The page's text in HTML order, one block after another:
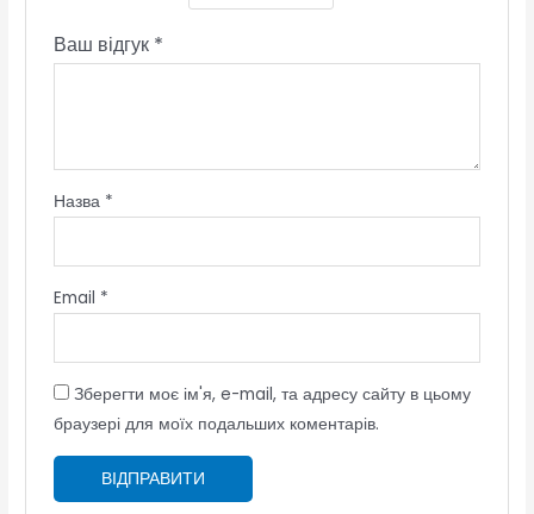
Ваш відгук *
Назва *
Email *
Зберегти моє ім'я, e-mail, та адресу сайту в цьому
браузері для моїх подальших коментарів.